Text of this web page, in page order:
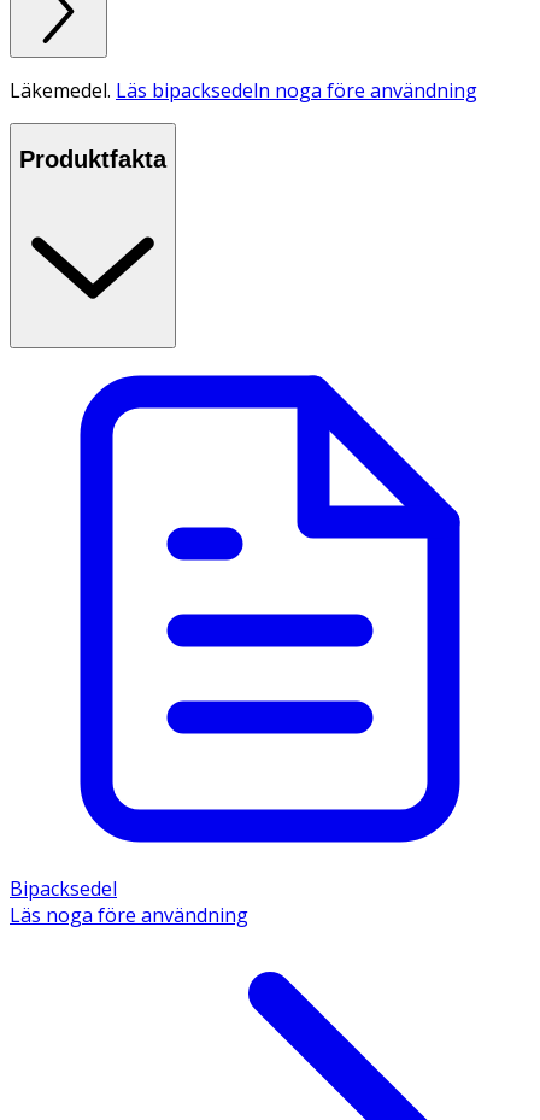
Läkemedel. Läs bipacksedeln noga före användning
Produktfakta
Bipacksedel
Läs noga före användning